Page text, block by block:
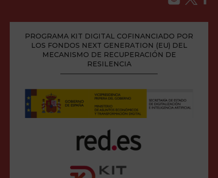
PROGRAMA KIT DIGITAL COFINANCIADO POR
LOS FONDOS NEXT GENERATION (EU) DEL
MECANISMO DE RECUPERACIÓN DE
RESILENCIA